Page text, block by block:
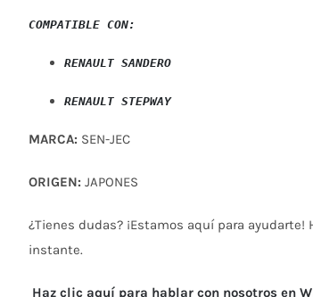
COMPATIBLE CON:
RENAULT SANDERO
MARCA: SEN-JEC
ORIGEN: JAPONES
¿Tienes dudas? ¡Estamos aquí para
instante.
Haz clic aquí para hablar con nosotros en